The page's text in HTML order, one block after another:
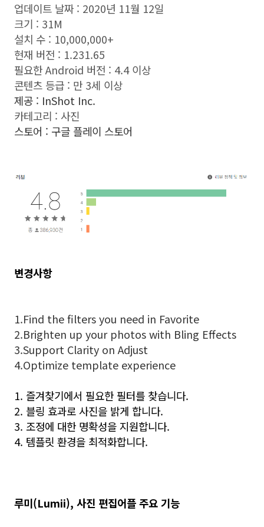
업데이트 날짜 : 2020년 11월 12일
크기 : 31M
설치 수 : 10,000,000+
현재 버전 : 1.231.65
필요한 Android 버전 : 4.4 이상
콘텐츠 등급 : 만 3세 이상
제공 : InShot Inc.
카테고리 : 사진
스토어 : 구글 플레이 스토어
변경사항
1.Find the filters you need in Favorite
2.Brighten up your photos with Bling Effects
3.Support Clarity on Adjust
4.Optimize template experience
1. 즐겨찾기에서 필요한 필터를 찾습니다.
2. 블링 효과로 사진을 밝게 합니다.
3. 조정에 대한 명확성을 지원합니다.
4. 템플릿 환경을 최적화합니다.
루미(Lumii), 사진 편집어플 주요 기능